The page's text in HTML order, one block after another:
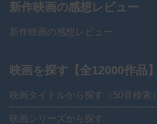
新作映画の感想レビュー
新作映画の感想レビュー
映画を探す【全12000作品】
映画タイトルから探す（50音検索）
映画シリーズから探す